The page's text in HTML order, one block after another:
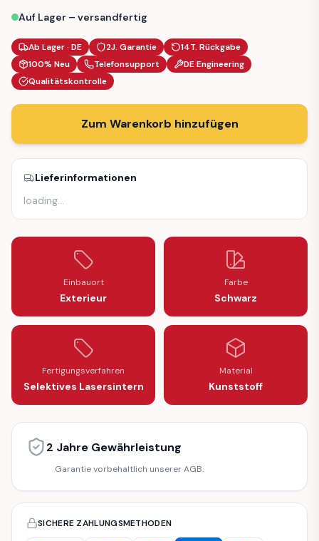
Auf Lager – versandfertig
Ab Lager · DE 2J. Garantie
14T. Rückgabe
100% Neu
Telefonsupport
DE Engineering
Qualitätskontrolle
Zum Warenkorb hinzufügen
Lieferinformationen
loading…
Einbauort
Exterieur
Farbe
Schwarz
Fertigungsverfahren
Selektives Lasersintern
Material
Kunststoff
2 Jahre Gewährleistung
Garantie vorbehaltlich unserer AGB.
SICHERE ZAHLUNGSMETHODEN